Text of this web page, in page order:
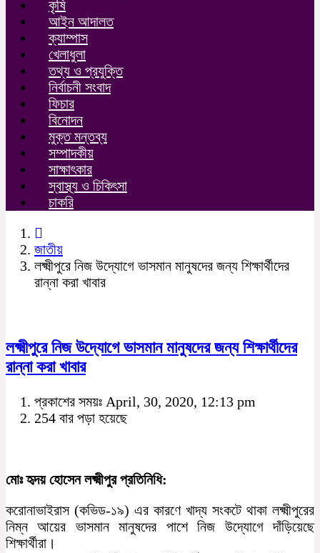
কৃষি
আইন আদালত
ক্যাম্পাস
খেলাধুলা
তথ্য ও প্রযুক্তি
নির্বাচনী সংবাদ
ফিচার
বিনোদন
মুক্ত মন্তব্য
সম্পাদকীয়
সাক্ষাৎকার
স্বাস্থ্য ও চিকিৎসা
চাকরি
জাতীয়
লক্ষ্মীপুরে নিজ উদ্যোগে ভাসমান মানুষদের জন্য শিক্ষার্থীদের
রান্না করা খাবার
লক্ষ্মীপুরে নিজ উদ্যোগে ভাসমান মানুষদের জন্য শিক্ষার্থীদের
রান্না করা খাবার
প্রকাশের সময়ঃ April, 30, 2020, 12:13 pm
254 বার পড়া হয়েছে
মোঃ হৃদয় হোসেন লক্ষ্মীপুর প্রতিনিধি:
করোনাভাইরাস (কভিড-১৯) এর কারণে খাদ্য সংকটে থাকা লক্ষ্মীপুরের
নিম্ন আয়ের ভাসমান মানুষদের পাশে নিজ উদ্যোগে দাঁড়িয়েছে
শিক্ষার্থীরা।